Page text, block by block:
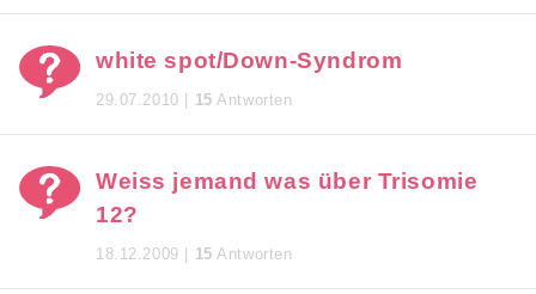
white spot/Down-Syndrom
29.07.2010 | 15 Antworten
Weiss jemand was über Trisomie
12?
18.12.2009 | 15 Antworten